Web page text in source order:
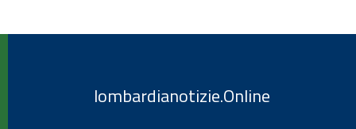
lombardianotizie.Online